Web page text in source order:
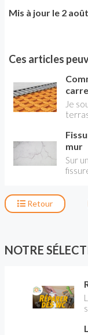
Mis à jour le 2
Ces articles
Je
(45m
une
futur
une
–
mur
Sur
ans.
Retour
NOTRE